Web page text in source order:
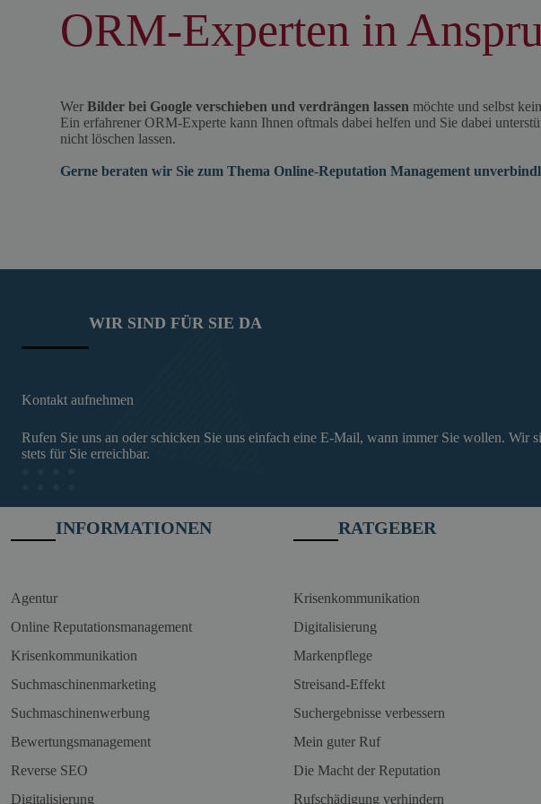
ORM-Experten in
WerBilder bei Google verschieben und verdrängen lassen möchte und selbst
Ein erfahrener ORM-Experte kann Ihnen oftmals dabei helfen und Sie dabei
nicht löschen lassen.
Gerne beraten wir Sie zum Thema Online-Reputation Management
WIR SIND FÜR SIE DA
Kontakt aufnehmen
Rufen Sie uns an oder schicken Sie uns einfach eine E-Mail, wann immer Sie wollen. Wir
stets für Sie erreichbar.
INFORMATIONEN
Agentur
Online Reputationsmanagement
Krisenkommunikation
Suchmaschinenmarketing
Suchmaschinenwerbung
Bewertungsmanagement
Reverse SEO
Digitalisierung
RATGEBER
Krisenkommunikation
Digitalisierung
Markenpflege
Streisand-Effekt
Suchergebnisse verbessern
Mein guter Ruf
Die Macht der Reputation
Rufschädigung verhindern